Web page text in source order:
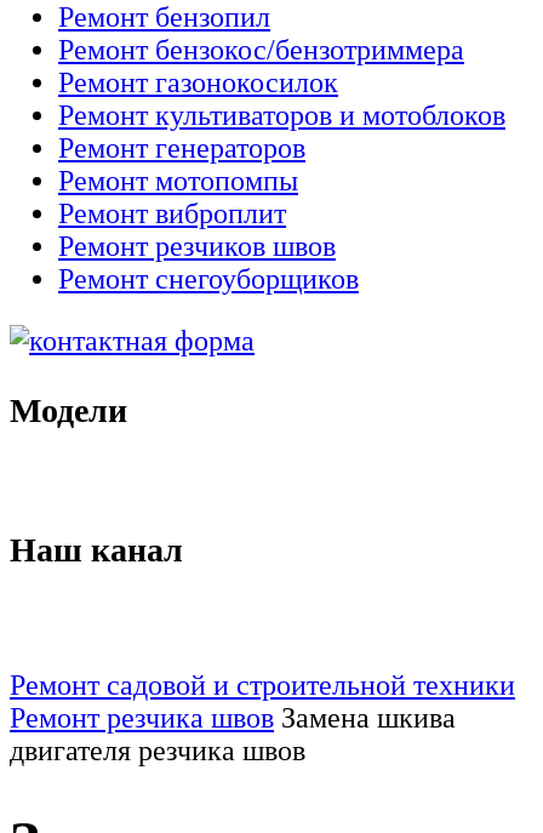
Ремонт бензопил
Ремонт бензокос/бензотриммера
Ремонт газонокосилок
Ремонт культиваторов и мотоблоков
Ремонт генераторов
Ремонт мотопомпы
Ремонт виброплит
Ремонт резчиков швов
Ремонт снегоуборщиков
Модели
Наш канал
Ремонт садовой и строительной техники
Ремонт резчика швов Замена шкива
двигателя резчика швов